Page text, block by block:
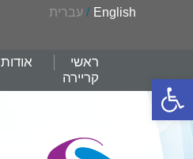
פתח סרגל נגישות
English
/ עברית
ראשי אודות
קריירה